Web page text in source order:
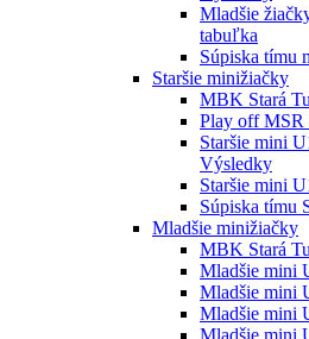
Mladšie
tabuľka
Súpiska tímu
Staršie minižiačky
MBK Stará
Play off MSR
Staršie mini
Výsledky
Staršie mini
Súpiska tímu
Mladšie minižiačky
MBK Stará
Mladšie mini
Mladšie mini
Mladšie mini
Mladšie mini